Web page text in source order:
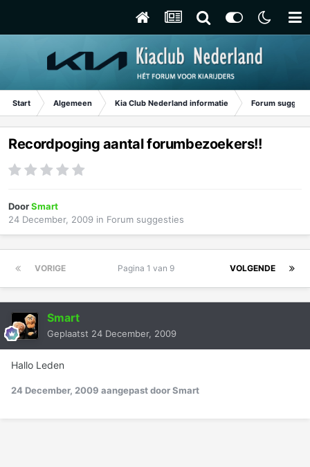
Start Algemeen Kia Club Nederland informatie Forum
Recordpoging aantal forumbezoekers!!
DoorSmart
24 December, 2009 in Forum suggesties
VORIGE VOLGENDE
Pagina 1 van 9
Smart
Geplaatst 24 December, 2009
Hallo Leden
24 December, 2009 aangepast door Smart